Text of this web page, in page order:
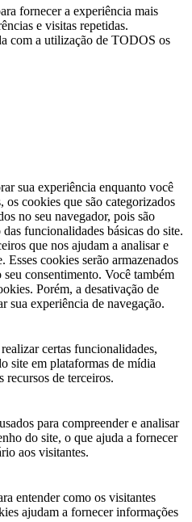
fornecer a experiência mais
e visitas repetidas.
com a utilização de TODOS os
sua experiência enquanto você
os cookies que são categorizados
no seu navegador, pois são
funcionalidades básicas do site.
que nos ajudam a analisar e
Esses cookies serão armazenados
consentimento. Você também
Porém, a desativação de
sua experiência de navegação.
certas funcionalidades,
site em plataformas de mídia
recursos de terceiros.
​​para compreender e analisar
do site, o que ajuda a fornecer
aos visitantes.
entender como os visitantes
ajudam a fornecer informações